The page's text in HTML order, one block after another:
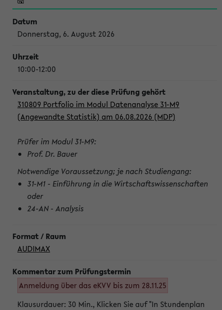
Donnerstag, 6. August 2026
10:00-12:00
310809 Portfolio im Modul Datenanalyse 31-M9
(Angewandte Statistik) am 06.08.2026 (MDP)
Prüfer im Modul 31-M9:
Prof. Dr. Bauer
Notwendige Voraussetzung; je nach Studiengang:
31-M1 - Einführung in die Wirtschaftswissenschaften
oder
24-AN - Analysis
AUDIMAX
Anmeldung über das eKVV bis zum 28.11.25
Klausurdauer: 30 Min., Klicken Sie auf "In Stundenplan